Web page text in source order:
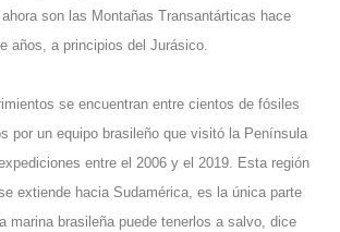
son las Montañas Transantárticas hace
años, a principios del Jurásico.
se encuentran entre cientos de fósiles
por un equipo brasileño que visitó la Península
entre el 2006 y el 2019. Esta región
extiende hacia Sudamérica, es la única parte
marina brasileña puede tenerlos a salvo, dice